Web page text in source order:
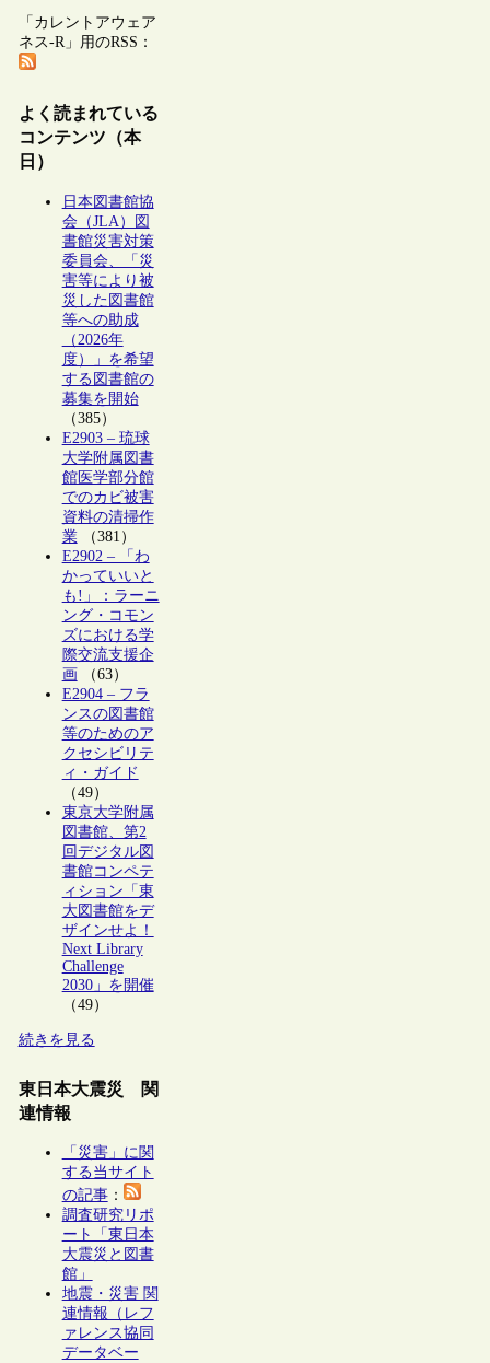
「カレントアウェア
ネス-R」用のRSS：
よく読まれている
コンテンツ（本
日）
日本図書館協
会（JLA）図
書館災害対策
委員会、「災
害等により被
災した図書館
等への助成
（2026年
度）」を希望
する図書館の
募集を開始
（385）
E2903 – 琉球
大学附属図書
館医学部分館
でのカビ被害
資料の清掃作
業（381）
E2902 – 「わ
かっていいと
も!」：ラーニ
ング・コモン
ズにおける学
際交流支援企
画（63）
E2904 – フラ
ンスの図書館
等のためのア
クセシビリテ
ィ・ガイド
（49）
東京大学附属
図書館、第2
回デジタル図
書館コンペテ
ィション「東
大図書館をデ
ザインせよ！
Next Library
Challenge
2030」を開催
（49）
続きを見る
東日本大震災 関
連情報
「災害」に関
する当サイト
の記事：
調査研究リポ
ート「東日本
大震災と図書
館」
地震・災害 関
連情報（レフ
ァレンス協同
データベー